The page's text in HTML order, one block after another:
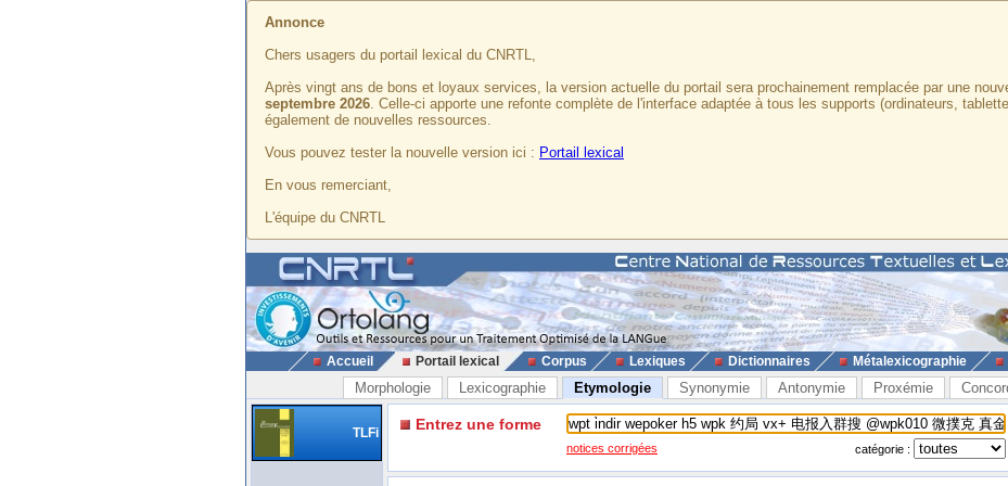
Annonce
Chers usagers du portail lexical du CNRTL,
Après vingt ans de bons et loyaux services, la version actuelle du portail sera prochainement remplacée par une
septembre 2026. Celle-ci apporte une refonte complète de l'interface adaptée à tous les supports (ordinateurs,
également de nouvelles ressources.
Vous pouvez tester la nouvelle version ici : Portail lexical
En vous remerciant,
L'équipe du CNRTL
Accueil Portail lexical Corpus Lexiques Dictionnaires Métalexicographie
Morphologie Lexicographie Etymologie Synonymie Antonymie Proxémie
TLFi Entrez une forme
notices corrigées catégorie :